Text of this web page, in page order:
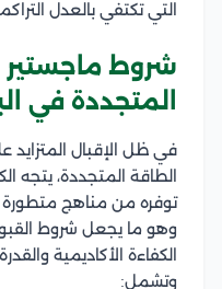
التي تكتفي بالعدل
شروط
المتجددة في
في ظل الإقبال المتزايد
الطاقة المتجددة، يتجه
توفره من مناهج متطورة
وهو ما يجعل شروط
الكفاءة الأكاديمية
وتشمل: